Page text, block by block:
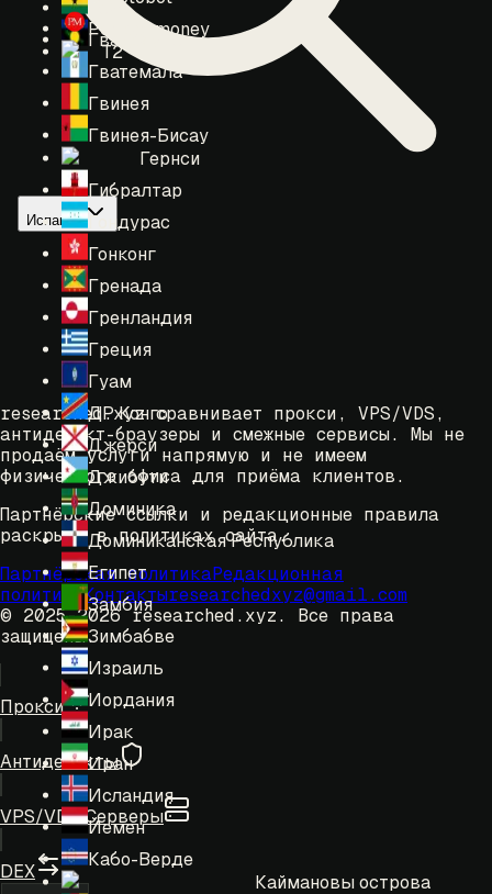
Гана
Гваделупа
Гватемала
Гвинея
Гвинея-Бисау
Гернси
Гибралтар
Гондурас
Гонконг
Гренада
Гренландия
Греция
Гуам
ДР Конго
Джерси
Джибути
Доминика
Доминиканская Республика
Египет
Замбия
Зимбабве
Израиль
Иордания
Ирак
Иран
Исландия
Йемен
Кабо-Верде
Каймановы острова
Perfect money
T2
Испания
researched.xyz сравнивает прокси, VPS/VDS,
антидетект-браузеры и смежные сервисы. Мы не
продаём услуги напрямую и не имеем
физического офиса для приёма клиентов.
Партнёрские ссылки и редакционные правила
раскрыты в политиках сайта.
Партнёрская политикаРедакционная
политикаКонтактыresearchedxyz@gmail.com
© 2025-2026 researched.xyz. Все права
защищены.
Прокси
Антидетекты
VPS/VDS Серверы
DEX